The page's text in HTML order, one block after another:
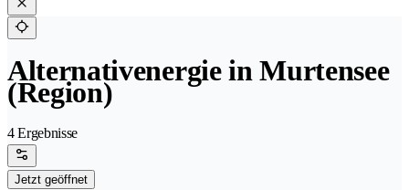
Alternativenergie in Murtensee
(Region)
4 Ergebnisse
Jetzt geöffnet